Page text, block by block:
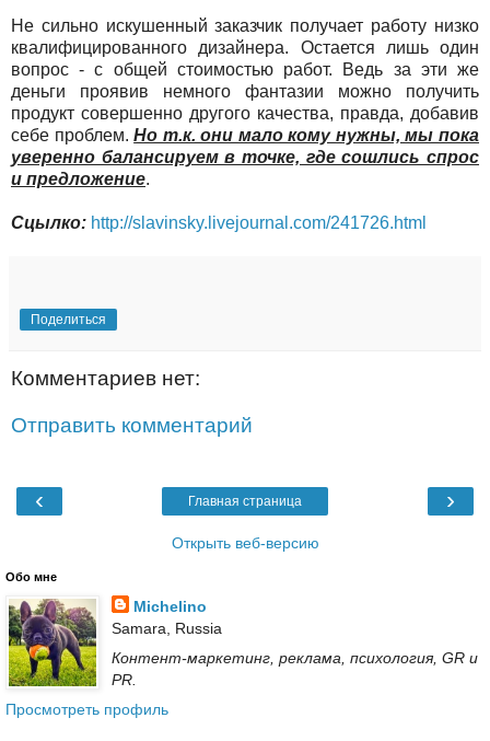
Не сильно искушенный заказчик получает работу низко
квалифицированного дизайнера. Остается лишь один
вопрос - с общей стоимостью работ. Ведь за эти же
деньги проявив немного фантазии можно получить
продукт совершенно другого качества, правда, добавив
себе проблем.Но т.к. они мало кому нужны, мы пока
уверенно балансируем в точке, где сошлись спрос
и предложение.
Сцылко: http://slavinsky.livejournal.com/241726.html
Поделиться
Комментариев нет:
Отправить комментарий
‹ ›
Главная страница
Открыть веб-версию
Обо мне
Michelino
Samara, Russia
Контент-маркетинг, реклама, психология, GR и
PR.
Просмотреть профиль